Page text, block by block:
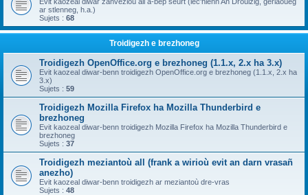
ar stlenneg, h.a.)
Sujets : 68
Troidigezh e brezhoneg
Troidigezh OpenOffice.org e brezhoneg (1.1.x, 2.x ha 3.x)
Evit kaozeal diwar-benn troidigezh OpenOffice.org e brezhoneg (1.1.x, 2.x ha
3.x)
Sujets : 59
Troidigezh Mozilla Firefox ha Mozilla Thunderbird e
brezhoneg
Evit kaozeal diwar-benn troidigezh Mozilla Firefox ha Mozilla Thunderbird e
brezhoneg
Sujets : 37
Troidigezh meziantoù all (frank a wirioù evit an darn vrasañ
anezho)
Evit kaozeal diwar-benn troidigezh ar meziantoù dre-vras
Sujets : 48